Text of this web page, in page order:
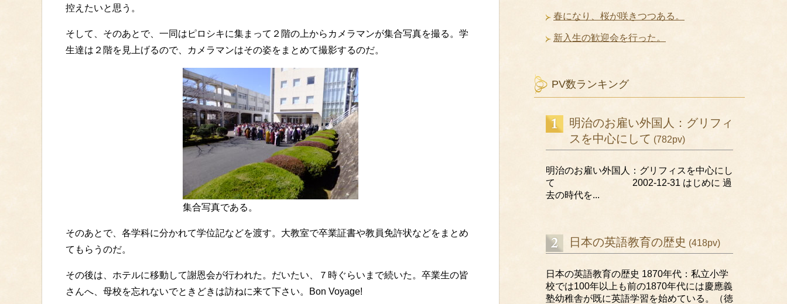
控えたいと思う。
そして、そのあとで、一同はピロシキに集まって２階の上からカメラマンが集合写真を撮る。学
生達は２階を見上げるので、カメラマンはその姿をまとめて撮影するのだ。
集合写真である。
そのあとで、各学科に分かれて学位記などを渡す。大教室で卒業証書や教員免許状などをまとめ
てもらうのだ。
その後は、ホテルに移動して謝恩会が行われた。だいたい、７時ぐらいまで続いた。卒業生の皆
さんへ、母校を忘れないでときどきは訪ねに来て下さい。Bon Voyage!
春になり、桜が咲きつつある。
新入生の歓迎会を行った。
PV数ランキング
明治のお雇い外国人：グリフィ
スを中心にして (782pv)
明治のお雇い外国人：グリフィスを中心にし
て 2002-12-31 はじめに 過
去の時代を...
日本の英語教育の歴史 (418pv)
日本の英語教育の歴史 1870年代：私立小学
校では100年以上も前の1870年代には慶應義
塾幼稚舎が既に英語学習を始めている。（徳